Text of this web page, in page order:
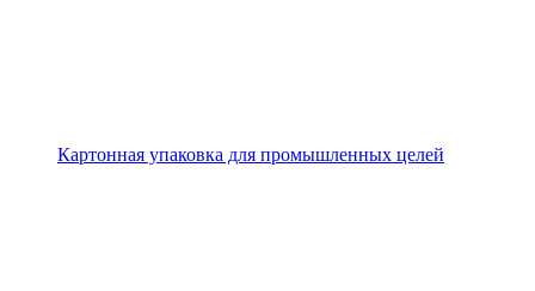
Картонная упаковка для промышленных целей